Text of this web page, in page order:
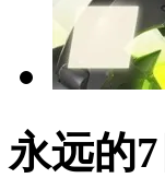
永远的